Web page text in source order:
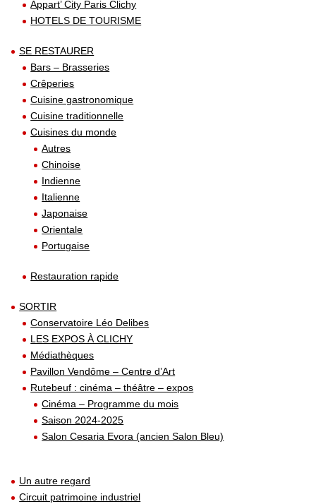
Appart’ City Paris Clichy
HOTELS DE TOURISME
SE RESTAURER
Bars – Brasseries
Crêperies
Cuisine gastronomique
Cuisine traditionnelle
Cuisines du monde
Autres
Chinoise
Indienne
Italienne
Japonaise
Orientale
Portugaise
Restauration rapide
SORTIR
Conservatoire Léo Delibes
LES EXPOS À CLICHY
Médiathèques
Pavillon Vendôme – Centre d’Art
Rutebeuf : cinéma – théâtre – expos
Cinéma – Programme du mois
Saison 2024-2025
Salon Cesaria Evora (ancien Salon Bleu)
Un autre regard
Circuit patrimoine industriel